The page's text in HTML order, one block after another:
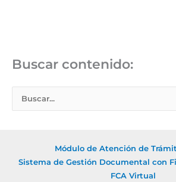
Buscar contenido:
Módulo de Atención de
Sistema de Gestión Documental con
FCA Virtual